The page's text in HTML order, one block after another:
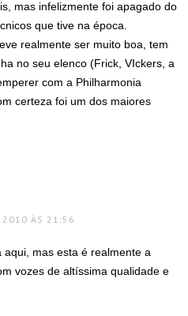
mas infelizmente foi apagado do
que tive na época.
realmente ser muito boa, tem
no seu elenco (Frick, VIckers, a
com a Philharmonia
certeza foi um dos maiores
2010 ÀS 21:56
mas esta é realmente a
vozes de altíssima qualidade e